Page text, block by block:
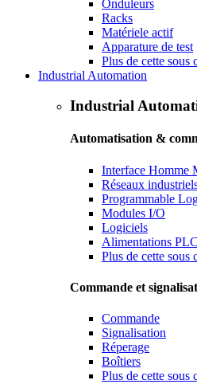
Onduleurs
Racks
Matériele actif
Apparature de test
Plus de cette sous
Industrial Automation
Industrial
Automatisation &
Interface Homme
Réseaux
Programmable
Modules I/O
Logiciels
Alimentations PLC
Plus de cette sous
Commande et
Commande
Signalisation
Réperage
Boîtiers
Plus de cette sous